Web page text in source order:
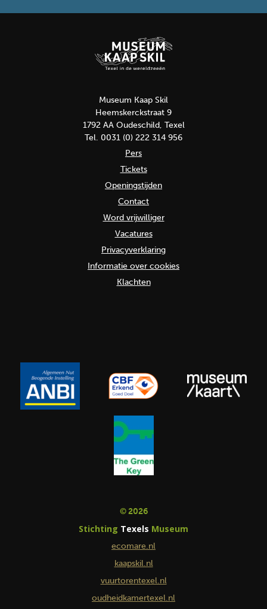
Museum Kaap Skil
Heemskerckstraat 9
1792 AA Oudeschild, Texel
Tel. 0031 (0) 222 314 956
Pers
Tickets
Openingstijden
Contact
Word vrijwilliger
Vacatures
Privacyverklaring
Informatie over cookies
Klachten
© 2026
Stichting Texels Museum
ecomare.nl
kaapskil.nl
vuurtorentexel.nl
oudheidkamertexel.nl